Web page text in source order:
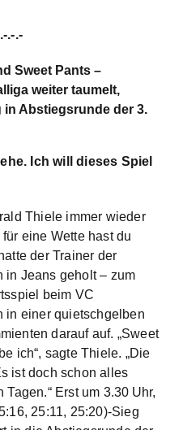
.-.-
Sweet Pants –
weiter taumelt,
in Abstiegsrunde der 3.
Ich will dieses Spiel
Thiele immer wieder
eine Wette hast du
der Trainer der
in Jeans geholt – zum
beim VC
in einer quietschgelben
darauf auf. „Sweet
ich“, sagte Thiele. „Die
ist doch schon alles
Erst um 3.30 Uhr,
25:11, 25:20)-Sieg